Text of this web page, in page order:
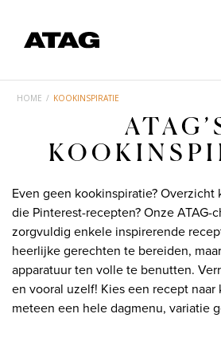
Ontdek ATAG
Inspiratie
HOME / KOOKINSPIRATIE
Even geen kookinspiratie? Overzicht
die Pinterest-recepten? Onze ATAG-
zorgvuldig enkele inspirerende
heerlijke gerechten te bereiden,
apparatuur ten volle te benutten.
en vooral uzelf! Kies een recept naar
meteen een hele dagmenu, variatie